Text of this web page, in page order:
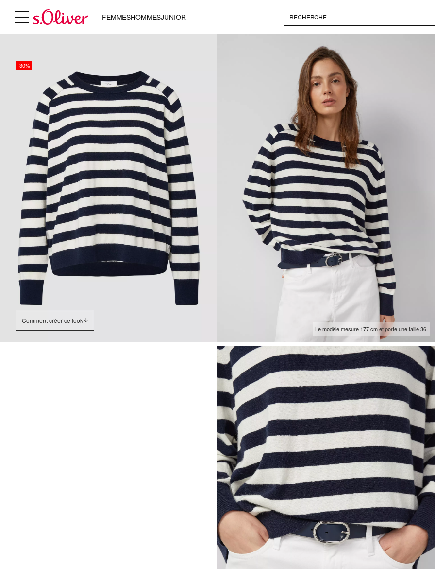
FEMMESHOMMESJUNIOR
-30%
Comment créer ce look
Le modèle mesure 177 cm et porte une taille 36.